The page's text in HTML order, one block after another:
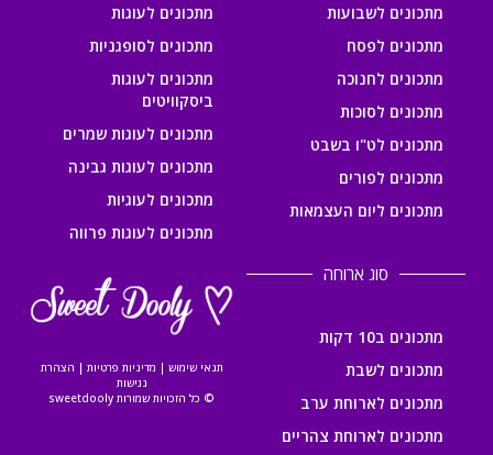
מתכונים לשבועות
מתכונים לפסח
מתכונים לחנוכה
מתכונים לסוכות
מתכונים לט"ו בשבט
מתכונים לפורים
מתכונים ליום העצמאות
מתכונים לעוגות
מתכונים לסופגניות
מתכונים לעוגות
ביסקוויטים
מתכונים לעוגות שמרים
מתכונים לעוגות גבינה
מתכונים לעוגיות
מתכונים לעוגות פרווה
סוג ארוחה
מתכונים ב10 דקות
מתכונים לשבת
מתכונים לארוחת ערב
מתכונים לארוחת צהריים
תנאי שימוש | מדיניות פרטיות | הצהרת
נגישות
© כל הזכויות שמורות sweetdooly